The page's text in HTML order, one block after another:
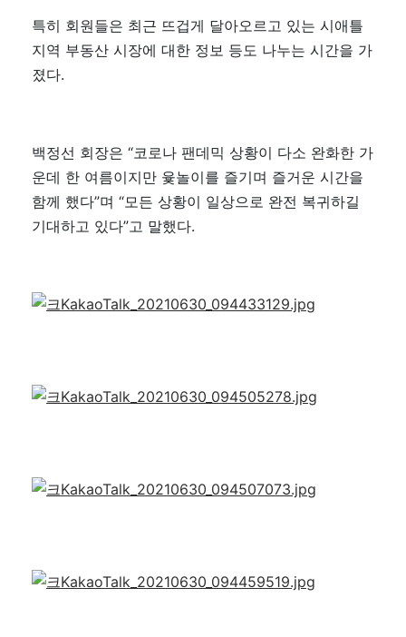
특히 회원들은 최근 뜨겁게 달아오르고 있는 시애틀
지역 부동산 시장에 대한 정보 등도 나누는 시간을 가
졌다.
백정선 회장은 “코로나 팬데믹 상황이 다소 완화한 가
운데 한 여름이지만 윷놀이를 즐기며 즐거운 시간을
함께 했다”며 “모든 상황이 일상으로 완전 복귀하길
기대하고 있다”고 말했다.